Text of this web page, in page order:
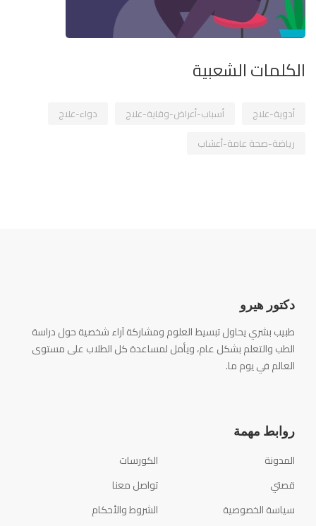
الكلمات الشعبية
أدوية-علاج أسباب-أعراض-وقاية-علاج
دواء-علاج
رياضة-صحة عامة-أعشاب
دكتور هيرو
طبيب بشري يحاول تبسيط العلوم ومشاركة آراء شخصية حول دراسة
الطب والتعلم بشكل عام، ويأمل لمساعدة كل الطلاب على مستوى
العالم في يوم ما.
روابط مهمة
المدونة
الكورسات
قصتي
تواصل معنا
سياسة الخصوصية
الشروط والأحكام